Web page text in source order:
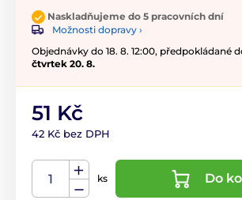
Naskladňujeme do 5 pracovních dní
Možnosti dopravy ›
Objednávky do 18. 8. 12:00, předpokládané
čtvrtek 20. 8.
51 Kč
42 Kč bez DPH
ks Do